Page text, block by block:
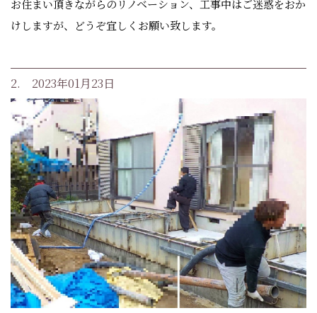
お住まい頂きながらのリノベーション、工事中はご迷惑をおか
けしますが、どうぞ宜しくお願い致します。
2. 2023年01月23日